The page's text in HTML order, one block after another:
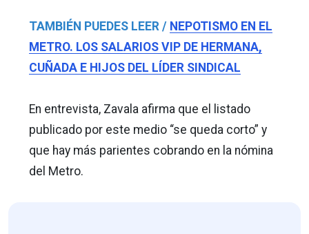
TAMBIÉN PUEDES LEER / NEPOTISMO EN EL
METRO. LOS SALARIOS VIP DE HERMANA,
CUÑADA E HIJOS DEL LÍDER SINDICAL
En entrevista, Zavala afirma que el listado
publicado por este medio “se queda corto” y
que hay más parientes cobrando en la nómina
del Metro.